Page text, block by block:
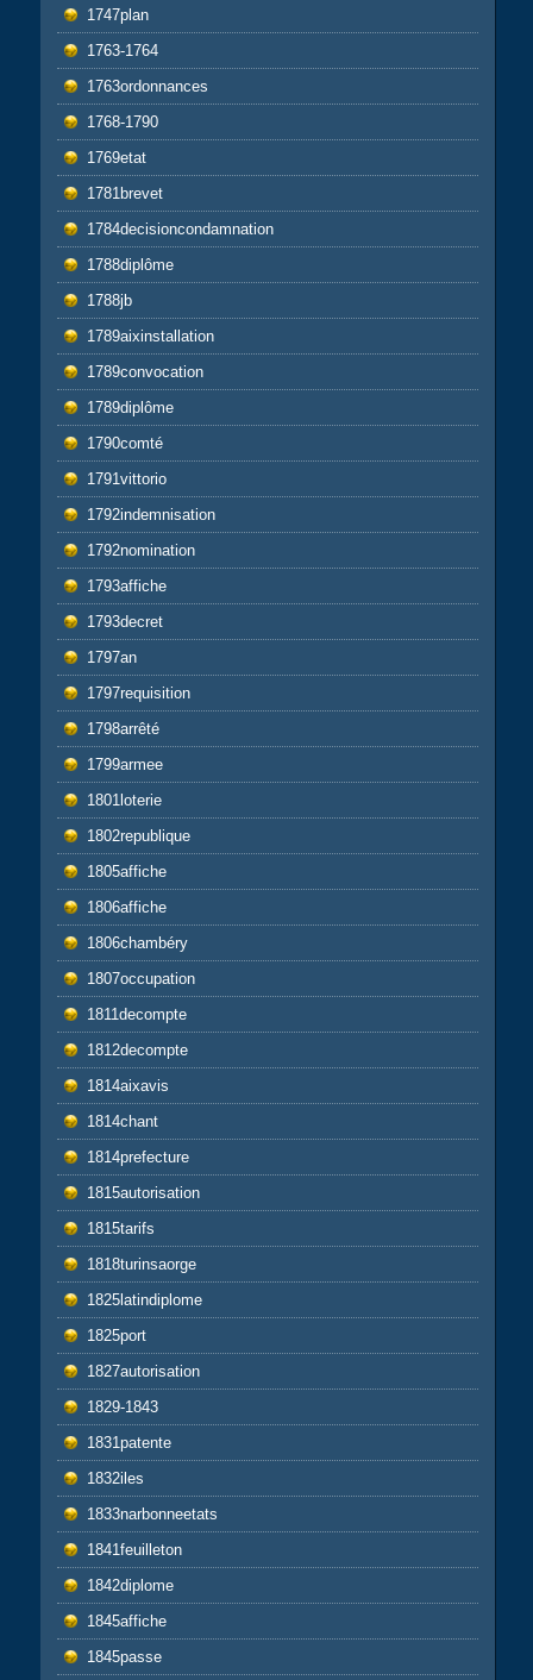
1747plan
1763-1764
1763ordonnances
1768-1790
1769etat
1781brevet
1784decisioncondamnation
1788diplôme
1788jb
1789aixinstallation
1789convocation
1789diplôme
1790comté
1791vittorio
1792indemnisation
1792nomination
1793affiche
1793decret
1797an
1797requisition
1798arrêté
1799armee
1801loterie
1802republique
1805affiche
1806affiche
1806chambéry
1807occupation
1811decompte
1812decompte
1814aixavis
1814chant
1814prefecture
1815autorisation
1815tarifs
1818turinsaorge
1825latindiplome
1825port
1827autorisation
1829-1843
1831patente
1832iles
1833narbonneetats
1841feuilleton
1842diplome
1845affiche
1845passe